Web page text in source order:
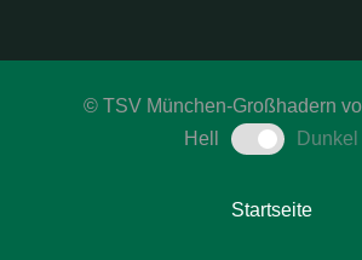
© TSV München-Großhadern
Hell
Dunkel
Startseite